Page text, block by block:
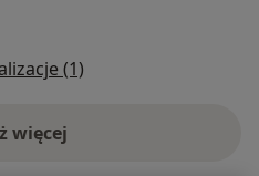
(1)
więcej
o doświadczeniu